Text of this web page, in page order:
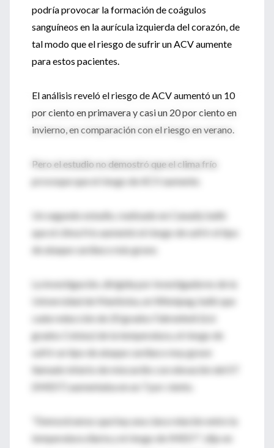
podría provocar la formación de coágulos
sanguíneos en la aurícula izquierda del corazón, de
tal modo que el riesgo de sufrir un ACV aumente
para estos pacientes.
El análisis reveló el riesgo de ACV aumentó un 10
por ciento en primavera y casi un 20 por ciento en
invierno, en comparación con el riesgo en verano.
Pero el estudio no demostró que el clima frío
provoque que el riesgo de ACV aumente.
Un segundo estudio, realizado en Canadá, halló
que el clima frío aumentó el riesgo de sufrir el tipo
de ataque cardiaco más grave.
La investigación, dirigida por investigadores de la
Universidad de Manitoba, en Winnipeg, halló que
cada reducción de 20 grados Fahrenheit (6.6
grados Celsius) de la temperatura, el riesgo de
sufrir un tipo de ataque cardiaco muy grave
llamado infarto de miocardio con elevación del ST
(IMEST) aumentaba en un 7 por ciento.
"Demostramos que hay una clara relación entre la
temperatura diaria y el riesgo de IMEST", dijo en